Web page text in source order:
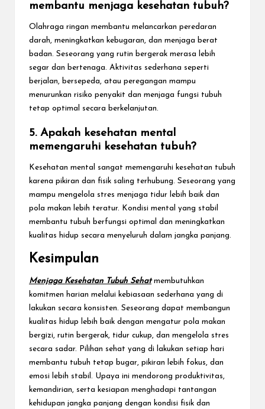
membantu menjaga kesehatan tubuh?
Olahraga ringan membantu melancarkan peredaran
darah, meningkatkan kebugaran, dan menjaga berat
badan. Seseorang yang rutin bergerak merasa lebih
segar dan bertenaga. Aktivitas sederhana seperti
berjalan, bersepeda, atau peregangan mampu
menurunkan risiko penyakit dan menjaga fungsi tubuh
tetap optimal secara berkelanjutan.
5. Apakah kesehatan mental
memengaruhi kesehatan tubuh?
Kesehatan mental sangat memengaruhi kesehatan tubuh
karena pikiran dan fisik saling terhubung. Seseorang yang
mampu mengelola stres menjaga tidur lebih baik dan
pola makan lebih teratur. Kondisi mental yang stabil
membantu tubuh berfungsi optimal dan meningkatkan
kualitas hidup secara menyeluruh dalam jangka panjang.
Kesimpulan
Menjaga Kesehatan Tubuh Sehatmembutuhkan
komitmen harian melalui kebiasaan sederhana yang di
lakukan secara konsisten. Seseorang dapat membangun
kualitas hidup lebih baik dengan mengatur pola makan
bergizi, rutin bergerak, tidur cukup, dan mengelola stres
secara sadar. Pilihan sehat yang di lakukan setiap hari
membantu tubuh tetap bugar, pikiran lebih fokus, dan
emosi lebih stabil. Upaya ini mendorong produktivitas,
kemandirian, serta kesiapan menghadapi tantangan
kehidupan jangka panjang dengan kondisi fisik dan